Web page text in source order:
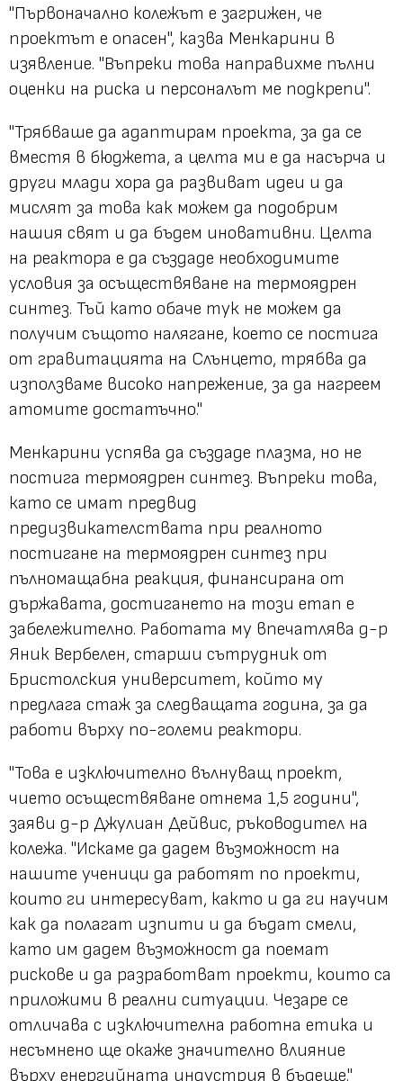
"Първоначално колежът е загрижен, че
проектът е опасен", казва Менкарини в
изявление. "Въпреки това направихме пълни
оценки на риска и персоналът ме подкрепи".
"Трябваше да адаптирам проекта, за да се
вместя в бюджета, а целта ми е да насърча и
други млади хора да развиват идеи и да
мислят за това как можем да подобрим
нашия свят и да бъдем иновативни. Целта
на реактора е да създаде необходимите
условия за осъществяване на термоядрен
синтез. Тъй като обаче тук не можем да
получим същото налягане, което се постига
от гравитацията на Слънцето, трябва да
използваме високо напрежение, за да нагреем
атомите достатъчно."
Менкарини успява да създаде плазма, но не
постига термоядрен синтез. Въпреки това,
като се имат предвид
предизвикателствата при реалното
постигане на термоядрен синтез при
пълномащабна реакция, финансирана от
държавата, достигането на този етап е
забележително. Работата му впечатлява д-р
Яник Вербелен, старши сътрудник от
Бристолския университет, който му
предлага стаж за следващата година, за да
работи върху по-големи реактори.
"Това е изключително вълнуващ проект,
чието осъществяване отнема 1,5 години",
заяви д-р Джулиан Дейвис, ръководител на
колежа. "Искаме да дадем възможност на
нашите ученици да работят по проекти,
които ги интересуват, както и да ги научим
как да полагат изпити и да бъдат смели,
като им дадем възможност да поемат
рискове и да разработват проекти, които са
приложими в реални ситуации. Чезаре се
отличава с изключителна работна етика и
несъмнено ще окаже значително влияние
върху енергийната индустрия в бъдеще."